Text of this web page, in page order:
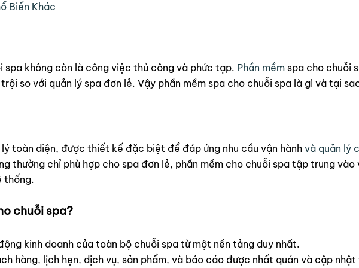
Biến Khác
spa không còn là công việc thủ công và phức tạp. Phần mềm spa cho chuỗi
so với quản lý spa đơn lẻ. Vậy phần mềm spa cho chuỗi spa là gì và tại
toàn diện, được thiết kế đặc biệt để đáp ứng nhu cầu vận hành và quản lý
thường chỉ phù hợp cho spa đơn lẻ, phần mềm cho chuỗi spa tập trung
thống.
chuỗi spa?
kinh doanh của toàn bộ chuỗi spa từ một nền tảng duy nhất.
hàng, lịch hẹn, dịch vụ, sản phẩm, và báo cáo được nhất quán và cập